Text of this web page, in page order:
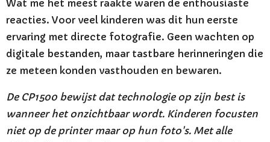
Wat me het meest raakte waren de enthousiaste
reacties. Voor veel kinderen was dit hun eerste
ervaring met directe fotografie. Geen wachten op
digitale bestanden, maar tastbare herinneringen die
ze meteen konden vasthouden en bewaren.
De CP1500 bewijst dat technologie op zijn best is
wanneer het onzichtbaar wordt. Kinderen focusten
niet op de printer maar op hun foto's. Met alle